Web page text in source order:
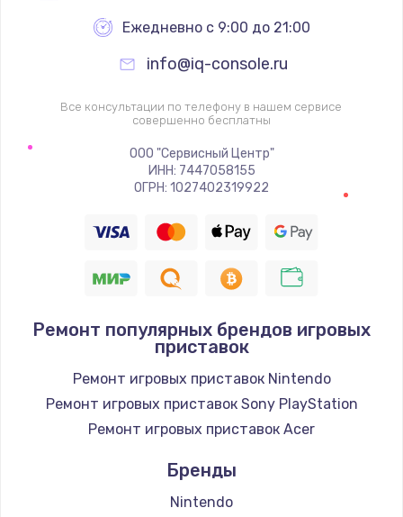
700 руб.
Заказать
Замена ТЭНа
Заказать
Замена шнура
Заказать
Замена / ремонт электронного модуля
управления
600 руб.
Заказать
Замена конфорки
Ежедневно с 9:00 до 21:00
info@iq-console.ru
Все консультации по телефону в нашем сервисе
совершенно бесплатны
ООО "Сервисный Центр"
ИНН: 7447058155
ОГРН: 1027402319922
Ремонт популярных брендов игровых
приставок
Ремонт игровых приставок Nintendo
Ремонт игровых приставок Sony PlayStation
Ремонт игровых приставок Acer
Бренды
Nintendo